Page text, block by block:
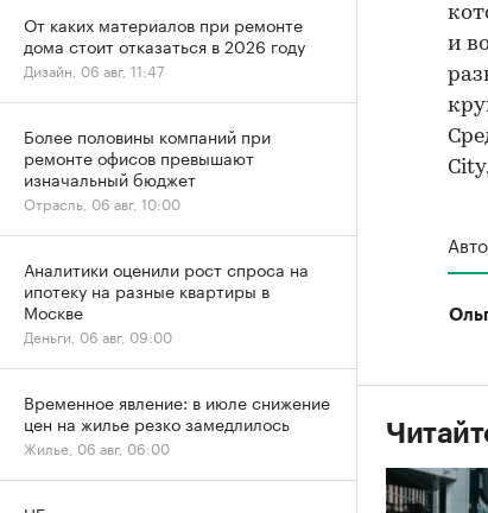
и
От каких материалов при ремонте
дома стоит отказаться в 2026 году
Дизайн, 06 авг, 11:47
Более половины компаний при
ремонте офисов превышают
изначальный бюджет
Отрасль, 06 авг, 10:00
Аналитики оценили рост спроса на
ипотеку на разные квартиры в
Москве
Деньги, 06 авг, 09:00
Временное явление: в июле снижение
цен на жилье резко замедлилось
Жилье, 06 авг, 06:00